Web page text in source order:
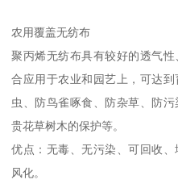
农用覆盖无纺布
聚丙烯无纺布具有较好的透气
合应用于农业和园艺上，可达
虫、防鸟雀啄食、防杂草、防
贵花草树木的保护等。
优点：无毒、无污染、可回收
风化。